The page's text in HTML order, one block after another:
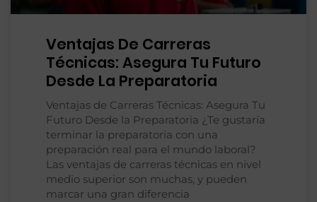
Ventajas De Carreras
Técnicas: Asegura Tu Futuro
Desde La Preparatoria
Ventajas de Carreras Técnicas: Asegura Tu
Futuro Desde la Preparatoria ¿Te gustaría
terminar la preparatoria con una
preparación real para el mundo laboral?
Las ventajas de carreras técnicas en nivel
medio superior son muchas, y pueden
marcar una gran diferencia